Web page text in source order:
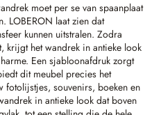
moet per se van spaanplaat
LOBERON laat zien dat
kunnen uitstralen. Zodra
krijgt het wandrek in antieke look
Een sjabloonafdruk zorgt
dit meubel precies het
fotolijstjes, souvenirs, boeken en
in antieke look dat boven